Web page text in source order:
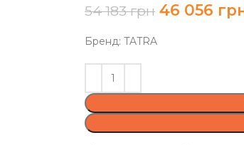
54 183грн 46 056
Бренд: TATRA